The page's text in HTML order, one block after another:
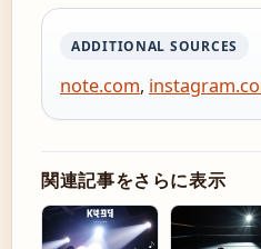
ADDITIONAL SOURCES
note.com,
関連記事をさらに表示